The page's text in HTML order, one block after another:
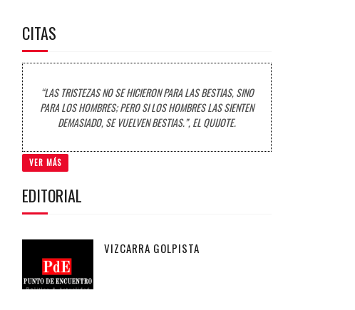
CITAS
“LAS TRISTEZAS NO SE HICIERON PARA LAS BESTIAS, SINO
PARA LOS HOMBRES; PERO SI LOS HOMBRES LAS SIENTEN
DEMASIADO, SE VUELVEN BESTIAS.”, EL QUIJOTE.
VER MÁS
EDITORIAL
VIZCARRA GOLPISTA